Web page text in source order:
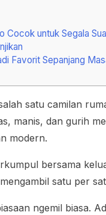
Cocok untuk Segala
Favorit Sepanjang
satu camilan
manis, dan gurih
modern.
bersama
satu per
ngemil biasa.